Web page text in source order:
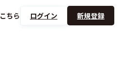
こちら ログイン 新規登録